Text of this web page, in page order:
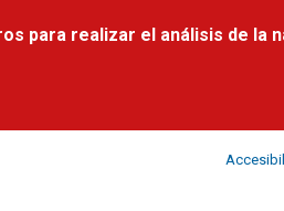
para realizar el análisis de la